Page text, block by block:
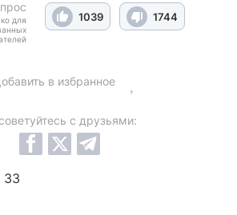
для
1039 1744
в избранное
с друзьями:
33